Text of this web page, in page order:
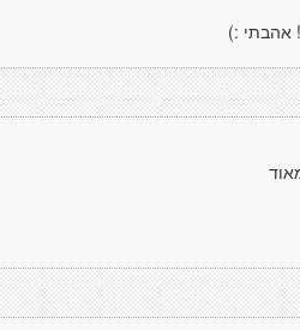
אהבתי :)